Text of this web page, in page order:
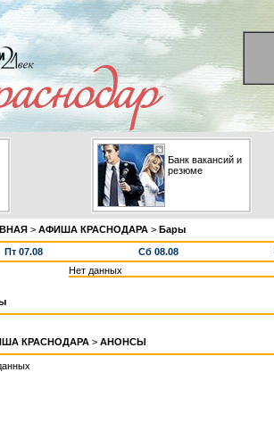
Банк вакансий и
резюме
> АФИША КРАСНОДАРА > Бары
Пт 07.08 Сб 08.08
Нет данных
КРАСНОДАРА > АНОНСЫ